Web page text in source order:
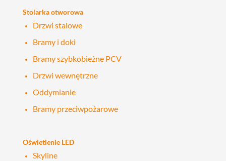
Stolarka otworowa
Drzwi stalowe
Bramy i doki
Bramy szybkobieżne PCV
Drzwi wewnętrzne
Oddymianie
Bramy przeciwpożarowe
Oświetlenie LED
Skyline